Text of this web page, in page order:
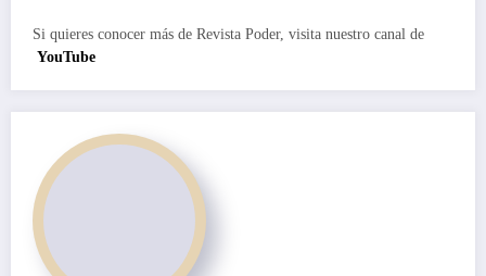
Si quieres conocer más de Revista Poder, visita nuestro canal de
YouTube